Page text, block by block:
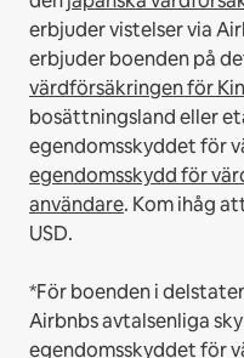
erbjuder vistelser via
erbjuder boenden på
värdförsäkringen för
bosättningsland eller
egendomsskyddet för
egendomsskydd för
användare. Kom ihåg
USD.
*För boenden i
Airbnbs avtalsenliga
egendomsskyddet för